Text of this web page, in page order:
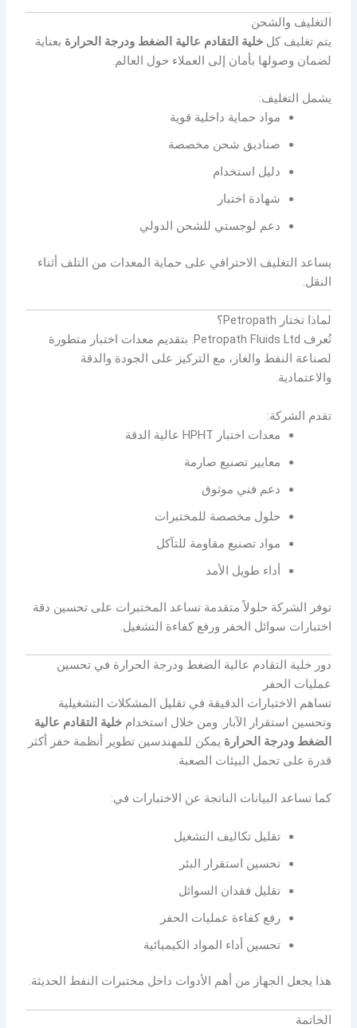
التغليف والشحن
يتم تغليف كلخلية التقادم عالية الضغط ودرجة الحرارة بعناية
لضمان وصولها بأمان إلى العملاء حول العالم.
يشمل التغليف:
مواد حماية داخلية قوية
صناديق شحن مخصصة
دليل استخدام
شهادة اختبار
دعم لوجستي للشحن الدولي
يساعد التغليف الاحترافي على حماية المعدات من التلف أثناء
النقل.
لماذا تختار Petropath؟
تُعرف Petropath Fluids Ltd. بتقديم معدات اختبار متطورة
لصناعة النفط والغاز، مع التركيز على الجودة والدقة
والاعتمادية.
تقدم الشركة:
معدات اختبار HPHT عالية الدقة
معايير تصنيع صارمة
دعم فني موثوق
حلول مخصصة للمختبرات
مواد تصنيع مقاومة للتآكل
أداء طويل الأمد
توفر الشركة حلولاً متقدمة تساعد المختبرات على تحسين دقة
اختبارات سوائل الحفر ورفع كفاءة التشغيل.
دور خلية التقادم عالية الضغط ودرجة الحرارة في تحسين
عمليات الحفر
تساهم الاختبارات الدقيقة في تقليل المشكلات التشغيلية
وتحسين استقرار الآبار. ومن خلال استخدامخلية التقادم عالية
الضغط ودرجة الحرارة يمكن للمهندسين تطوير أنظمة حفر أكثر
قدرة على تحمل البيئات الصعبة.
كما تساعد البيانات الناتجة عن الاختبارات في:
تقليل تكاليف التشغيل
تحسين استقرار البئر
تقليل فقدان السوائل
رفع كفاءة عمليات الحفر
تحسين أداء المواد الكيميائية
هذا يجعل الجهاز من أهم الأدوات داخل مختبرات النفط الحديثة.
الخاتمة